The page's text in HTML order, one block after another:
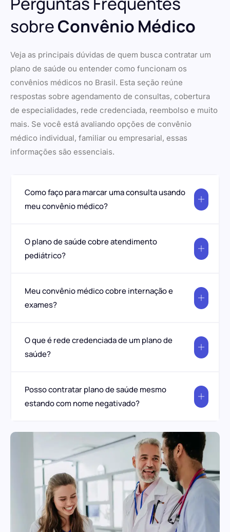
sobreConvênio Médico
Veja as principais dúvidas de quem busca contratar um
plano de saúde ou entender como funcionam os
convênios médicos no Brasil. Esta seção reúne
respostas sobre agendamento de consultas, cobertura
de especialidades, rede credenciada, reembolso e muito
mais. Se você está avaliando opções de convênio
médico individual, familiar ou empresarial, essas
informações são essenciais.
Como faço para marcar uma consulta usando
meu convênio médico?
O plano de saúde cobre atendimento
pediátrico?
Meu convênio médico cobre internação e
exames?
O que é rede credenciada de um plano de
saúde?
Posso contratar plano de saúde mesmo
estando com nome negativado?